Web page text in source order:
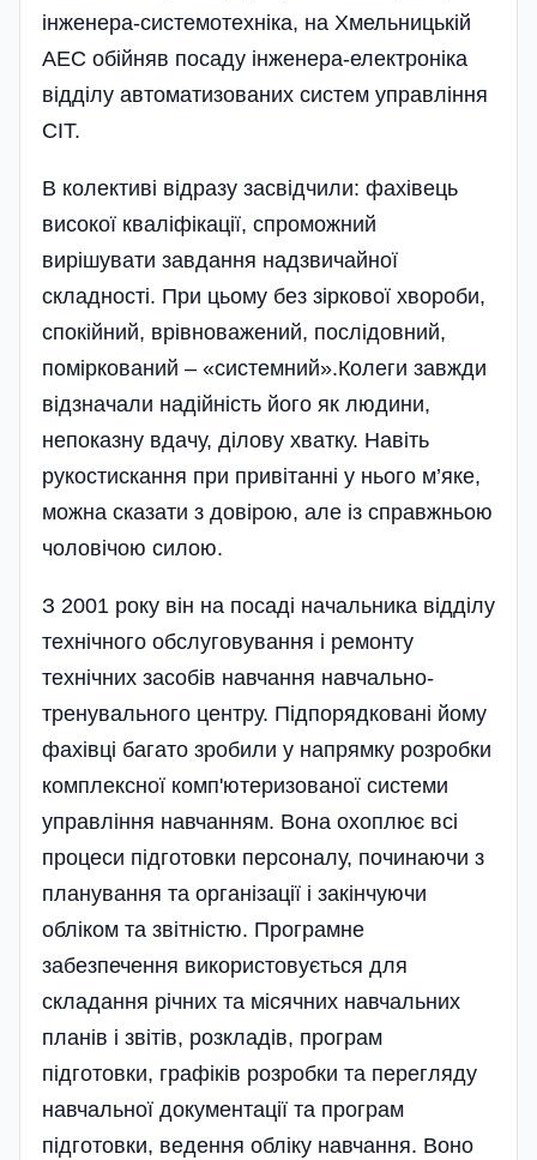
інженера-системотехніка, на Хмельницькій
АЕС обійняв посаду інженера-електроніка
відділу автоматизованих систем управління
СІТ.
В колективі відразу засвідчили: фахівець
високої кваліфікації, спроможний
вирішувати завдання надзвичайної
складності. При цьому без зіркової хвороби,
спокійний, врівноважений, послідовний,
поміркований – «системний».Колеги завжди
відзначали надійність його як людини,
непоказну вдачу, ділову хватку. Навіть
рукостискання при привітанні у нього м’яке,
можна сказати з довірою, але із справжньою
чоловічою силою.
З 2001 року він на посаді начальника відділу
технічного обслуговування і ремонту
технічних засобів навчання навчально-
тренувального центру. Підпорядковані йому
фахівці багато зробили у напрямку розробки
комплексної комп'ютеризованої системи
управління навчанням. Вона охоплює всі
процеси підготовки персоналу, починаючи з
планування та організації і закінчуючи
обліком та звітністю. Програмне
забезпечення використовується для
складання річних та місячних навчальних
планів і звітів, розкладів, програм
підготовки, графіків розробки та перегляду
навчальної документації та програм
підготовки, ведення обліку навчання. Воно